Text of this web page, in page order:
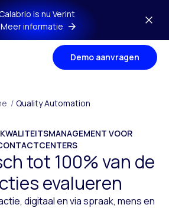
is nu Verint
Meer informatie
Demo aanvragen
/ Quality Automation
VOOR
tot 100% van de
evalueren
digitaal en via spraak, mens en